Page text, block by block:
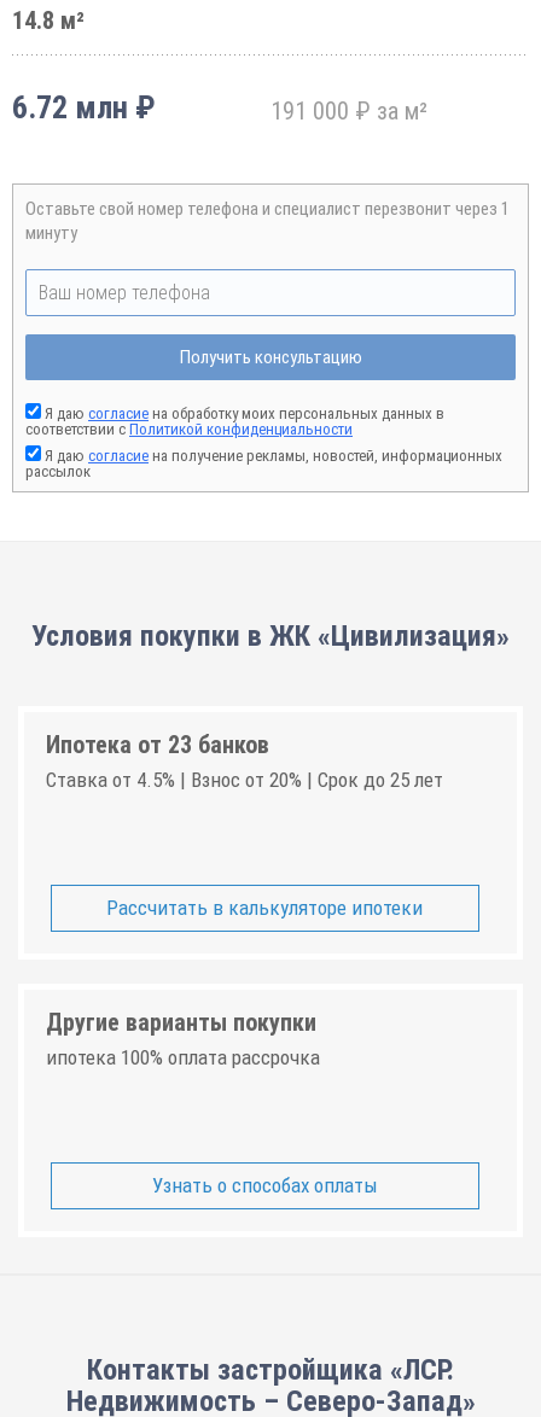
14.8 м²
6.72 млн ₽ 191 000 ₽ за м²
Оставьте свой номер телефона и специалист перезвонит через 1
минуту
Получить консультацию
Я даю согласие на обработку моих персональных данных в
соответствии с Политикой конфиденциальности
Я даю согласие на получение рекламы, новостей, информационных
рассылок
Условия покупки в ЖК «Цивилизация»
Ипотека от 23 банков
Ставка от 4.5% | Взнос от 20% | Срок до 25 лет
Рассчитать в калькуляторе ипотеки
Другие варианты покупки
ипотека 100% оплата рассрочка
Узнать о способах оплаты
Контакты застройщика «ЛСР.
Недвижимость – Северо-Запад»